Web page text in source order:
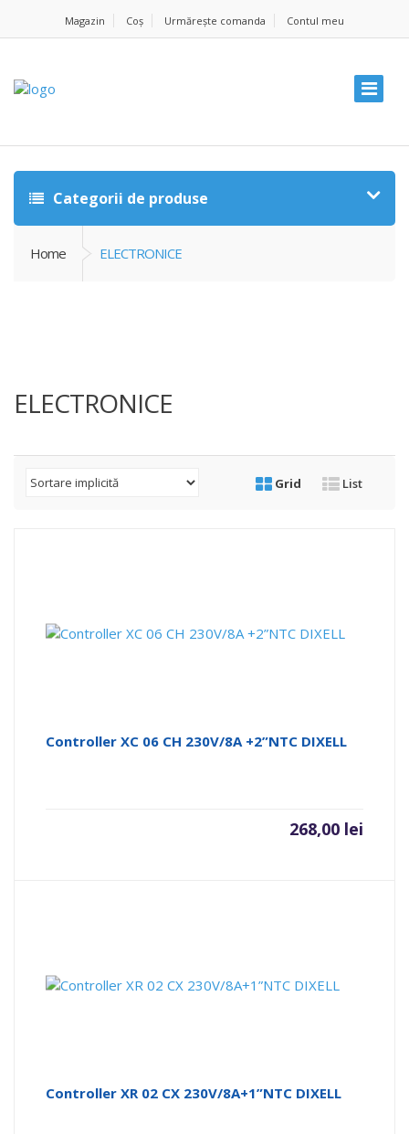
Magazin Coș Urmărește comanda Contul meu
Categorii de produse
Home ELECTRONICE
ELECTRONICE
Grid List
Controller XC 06 CH 230V/8A +2”NTC DIXELL
268,00 lei
Controller XR 02 CX 230V/8A+1”NTC DIXELL